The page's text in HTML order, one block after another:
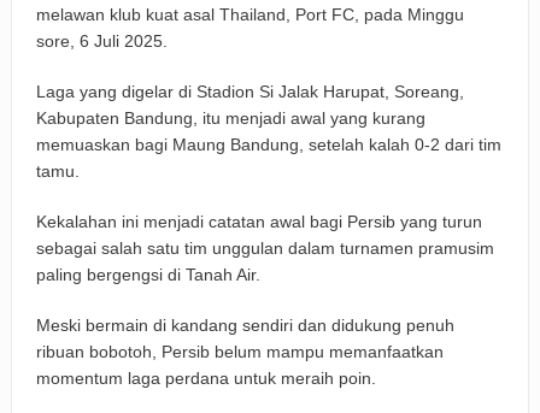
melawan klub kuat asal Thailand, Port FC, pada Minggu
sore, 6 Juli 2025.
Laga yang digelar di Stadion Si Jalak Harupat, Soreang,
Kabupaten Bandung, itu menjadi awal yang kurang
memuaskan bagi Maung Bandung, setelah kalah 0-2 dari tim
tamu.
Kekalahan ini menjadi catatan awal bagi Persib yang turun
sebagai salah satu tim unggulan dalam turnamen pramusim
paling bergengsi di Tanah Air.
Meski bermain di kandang sendiri dan didukung penuh
ribuan bobotoh, Persib belum mampu memanfaatkan
momentum laga perdana untuk meraih poin.